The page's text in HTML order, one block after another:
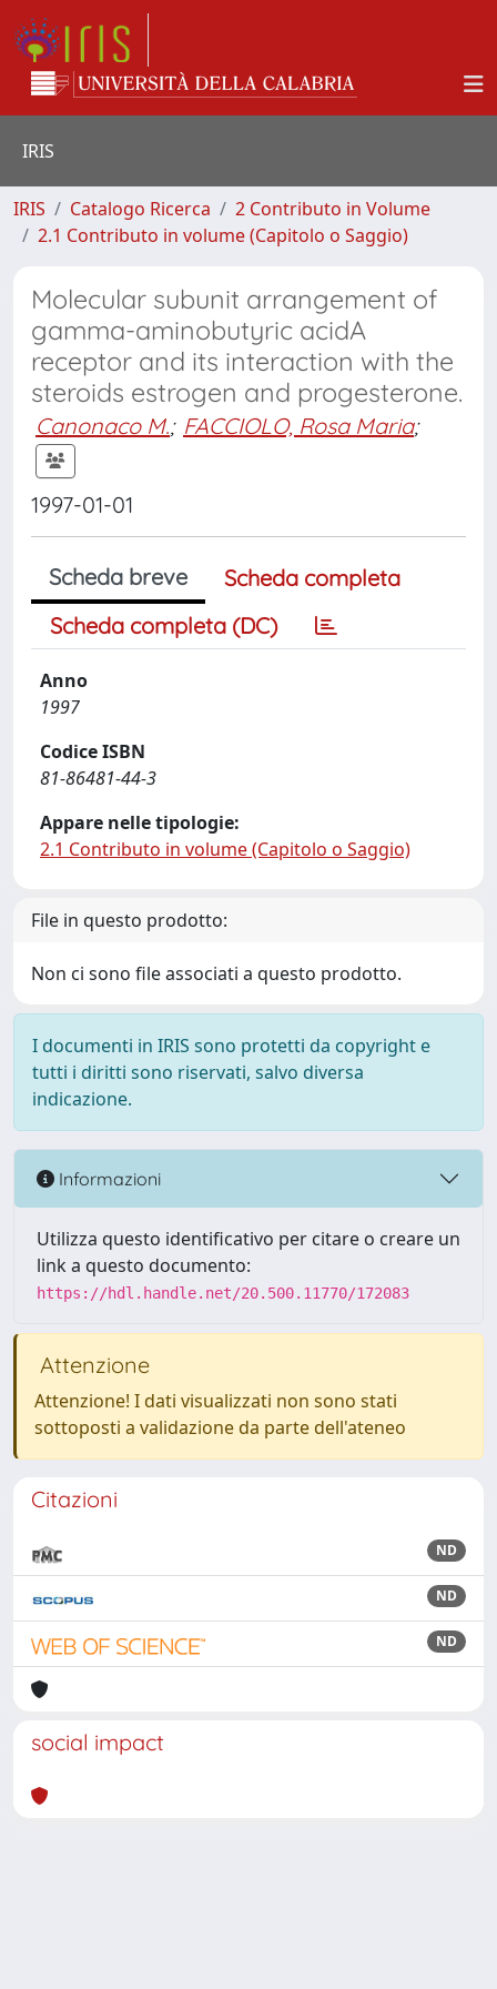
IRIS
IRIS Catalogo Ricerca
2 Contributo in Volume
2.1 Contributo in volume (Capitolo o Saggio)
Molecular subunit arrangement of
gamma-aminobutyric acidA
receptor and its interaction with the
steroids estrogen and progesterone.
Canonaco M.; FACCIOLO, Rosa Maria;
1997-01-01
Scheda breve
Scheda completa
Scheda completa (DC)
Anno
1997
Codice ISBN
81-86481-44-3
Appare nelle tipologie:
2.1 Contributo in volume (Capitolo o Saggio)
File in questo prodotto:
Non ci sono file associati a questo prodotto.
I documenti in IRIS sono protetti da copyright e
tutti i diritti sono riservati, salvo diversa
indicazione.
Informazioni
Utilizza questo identificativo per citare o creare un
link a questo documento:
https://hdl.handle.net/20.500.11770/172083
Attenzione
Attenzione! I dati visualizzati non sono stati
sottoposti a validazione da parte dell'ateneo
Citazioni
ND
ND
ND
social impact